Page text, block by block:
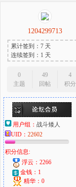
1204299713
累计签到：7 天
连续签到：1 天
0
主题
49
回帖
4
积分
用户组： 战斗矮人
UID： 22602
积分信息:
浮云：2266
金钱：1
精华：0